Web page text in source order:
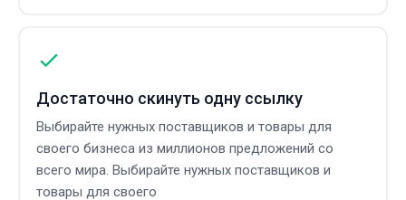
Достаточно скинуть одну ссылку
Выбирайте нужных поставщиков и товары для
своего бизнеса из миллионов предложений со
всего мира. Выбирайте нужных поставщиков и
товары для своего